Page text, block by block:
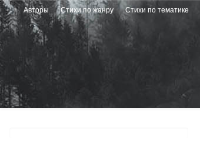
Перейти
к
основному
содержанию
Авторы Стихи по жанру Стихи по тематике